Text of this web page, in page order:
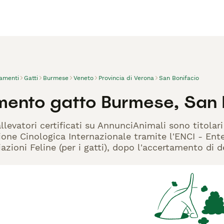
Gatti Burmese Veneto Provincia di Verona San Bonifacio
gatto Burmese, San
certificati su AnnunciAnimali sono
Cinologica Internazionale tramite l'ENCI -
Feline (per i gatti), dopo l'accertamento di